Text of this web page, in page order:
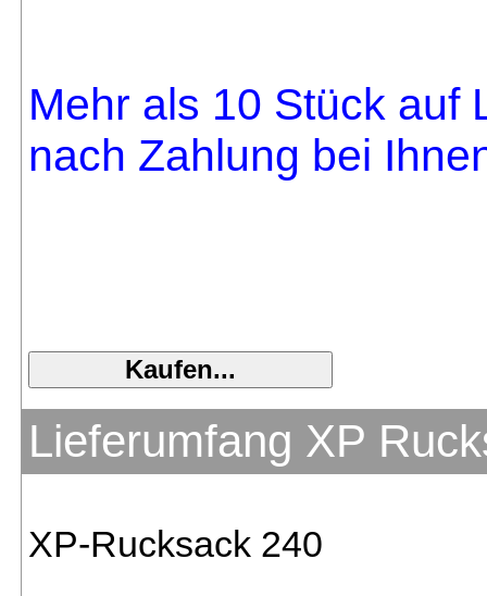
Mehr als 10 Stück auf
nach Zahlung bei
Lieferumfang XP
XP-Rucksack 240